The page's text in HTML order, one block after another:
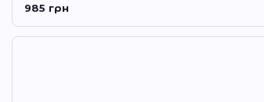
985 грн